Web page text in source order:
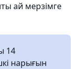
ай мерзімге
14
нарығын